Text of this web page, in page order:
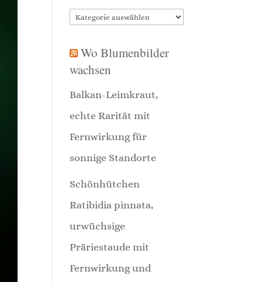
Themen
Wo Blumenbilder
wachsen
Balkan-Leimkraut,
echte Rarität mit
Fernwirkung für
sonnige Standorte
Schönhütchen
Ratibidia pinnata,
urwüchsige
Präriestaude mit
Fernwirkung und